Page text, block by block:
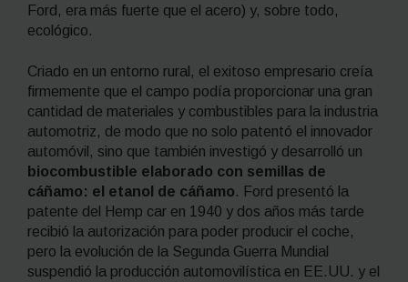
Ford, era más fuerte que el acero) y, sobre todo,
ecológico.
Criado en un entorno rural, el exitoso empresario creía
firmemente que el campo podía proporcionar una gran
cantidad de materiales y combustibles para la industria
automotriz, de modo que no solo patentó el innovador
automóvil, sino que también investigó y desarrolló un
biocombustible elaborado con semillas de
cáñamo: el etanol de cáñamo. Ford presentó la
patente del
Hemp car en 1940 y dos años más tarde
recibió la autorización para poder producir el coche,
pero la evolución de la Segunda Guerra Mundial
suspendió la producción automovilística en EE.UU. y el